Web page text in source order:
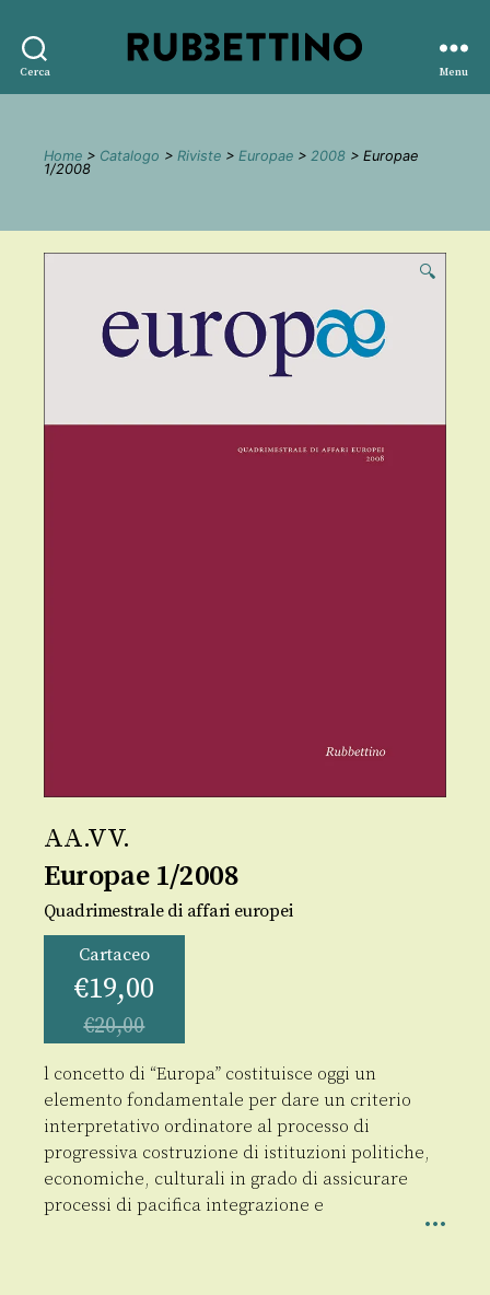
Cerca
editore
Menu
Home > Catalogo > Riviste > Europae > 2008 > Europae
1/2008
🔍
AA.VV.
Europae 1/2008
Quadrimestrale di affari europei
Cartaceo
€19,00
€20,00
l concetto di “Europa” costituisce oggi un
elemento fondamentale per dare un criterio
interpretativo ordinatore al processo di
progressiva costruzione di istituzioni politiche,
economiche, culturali in grado di assicurare
processi di pacifica integrazione e